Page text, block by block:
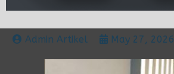
Admin Artikel May 27, 2026